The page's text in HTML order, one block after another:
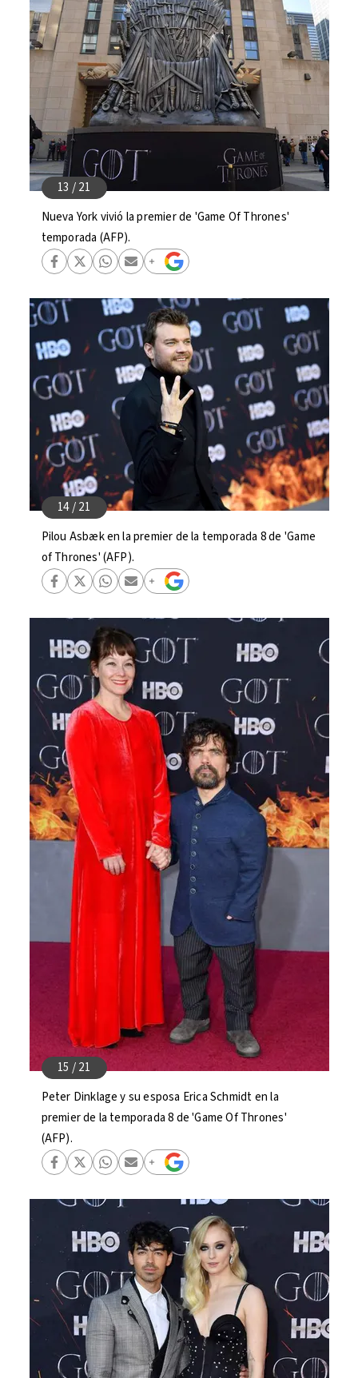
Nueva York vivió la premier de 'Game Of Thrones'
temporada (AFP).
Pilou Asbæk en la premier de la temporada 8 de 'Game
of Thrones' (AFP).
Peter Dinklage y su esposa Erica Schmidt en la
premier de la temporada 8 de 'Game Of Thrones'
(AFP).